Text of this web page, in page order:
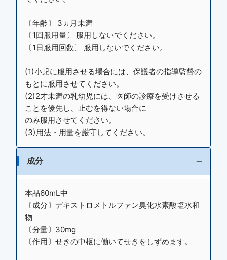
〔年齢〕 3ヵ月未満
〔1回服用量〕 服用しないでください。
〔1日服用回数〕 服用しないでください。
(1)小児に服用させる場合には、保護者の指導監督の
もとに服用させてください。
(2)2才未満の乳幼児には、医師の診療を受けさせる
ことを優先し、止むを得ない場合に
のみ服用させてください。
(3)用法・用量を厳守してください。
成分
本品60mL中
〔成分〕デキストロメトルファン臭化水素酸塩水和
物
〔分量〕30mg
〔作用〕せきの中枢に働いてせきをしずめます。